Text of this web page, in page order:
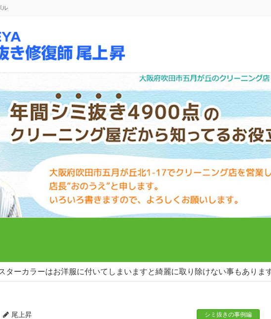
ル
ターカラーはお洋服に付いてしまいますと綺麗に取り除けない事もありま
尾上昇 シミ抜きの事例編